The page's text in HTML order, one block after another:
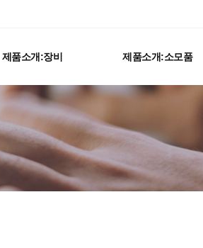
제품소개:장비 제품소개:소모품